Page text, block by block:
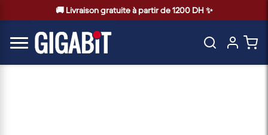
🚚 Livraison gratuite à partir de 1200 DH ✨